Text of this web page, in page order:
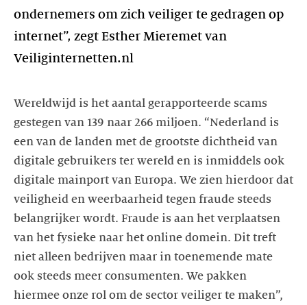
ondernemers om zich veiliger te gedragen op
internet”, zegt Esther Mieremet van
Veiliginternetten.nl
Wereldwijd is het aantal gerapporteerde scams
gestegen van 139 naar 266 miljoen. “Nederland is
een van de landen met de grootste dichtheid van
digitale gebruikers ter wereld en is inmiddels ook
digitale mainport van Europa. We zien hierdoor dat
veiligheid en weerbaarheid tegen fraude steeds
belangrijker wordt. Fraude is aan het verplaatsen
van het fysieke naar het online domein. Dit treft
niet alleen bedrijven maar in toenemende mate
ook steeds meer consumenten. We pakken
hiermee onze rol om de sector veiliger te maken”,